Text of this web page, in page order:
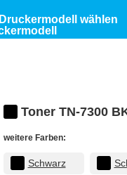
Druckermodell wählen
Toner TN-7300
weitere Farben:
Schwarz